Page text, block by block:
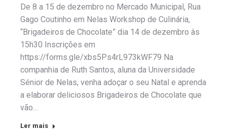
De 8 a 15 de dezembro no Mercado Municipal, Rua
Gago Coutinho em Nelas Workshop de Culinária,
“Brigadeiros de Chocolate” dia 14 de dezembro às
15h30 Inscrições em
https://forms.gle/xbs5Ps4rL973kWF79 Na
companhia de Ruth Santos, aluna da Universidade
Sénior de Nelas, venha adoçar o seu Natal e aprenda
a elaborar deliciosos Brigadeiros de Chocolate que
vão…
Ler mais